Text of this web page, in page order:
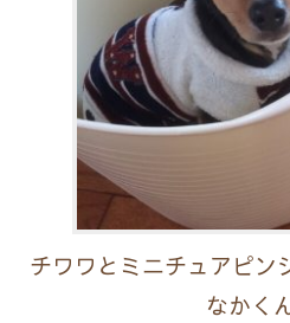
チワワとミニチュアピン
なかく